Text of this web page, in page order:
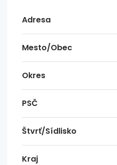
Adresa
Mesto/Obec
Okres
PSČ
Štvrť/Sídlisko
Kraj